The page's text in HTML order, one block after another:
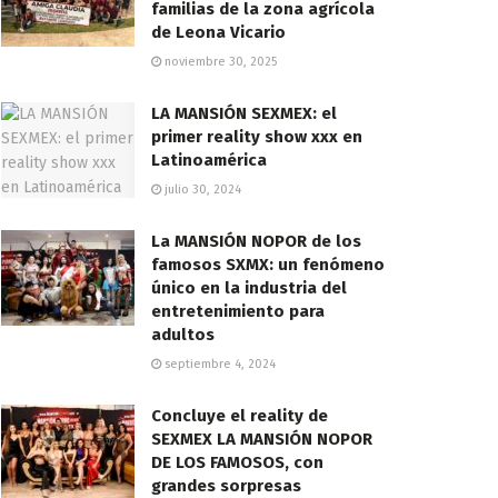
familias de la zona agrícola
de Leona Vicario
noviembre 30, 2025
LA MANSIÓN SEXMEX: el
primer reality show xxx en
Latinoamérica
julio 30, 2024
La MANSIÓN NOPOR de los
famosos SXMX: un fenómeno
único en la industria del
entretenimiento para
adultos
septiembre 4, 2024
Concluye el reality de
SEXMEX LA MANSIÓN NOPOR
DE LOS FAMOSOS, con
grandes sorpresas